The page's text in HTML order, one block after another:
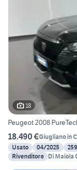
18
Peugeot 2008
18.490 €Giugliano in
Usato
04/2025
Rivenditore Di Maiola